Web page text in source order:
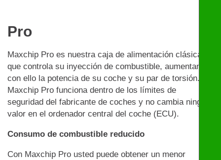
Pro
Maxchip Pro es nuestra caja de alimentación clásica
que controla su inyección de combustible, aumentando
con ello la potencia de su coche y su par de torsión.
Maxchip Pro funciona dentro de los límites de
seguridad del fabricante de coches y no cambia ningún
valor en el ordenador central del coche (ECU).
Consumo de combustible reducido
Con Maxchip Pro usted puede obtener un menor